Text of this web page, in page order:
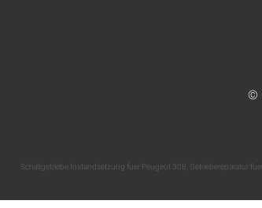
©
Schaltgetriebe Instandsetzung fuer Peugeot 308 Getriebereparatur fuer